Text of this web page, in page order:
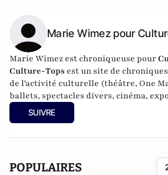
Marie Wimez pour
Marie Wimez est chroniqueuse pour
Culture-Tops est un site de
de l'activité culturelle (théâtre, One
ballets, spectacles divers, cinéma,
Culture-Tops a été créé en novembre
Paugam, journaliste et écrivain, et son
SUIVRE
POPULAIRES